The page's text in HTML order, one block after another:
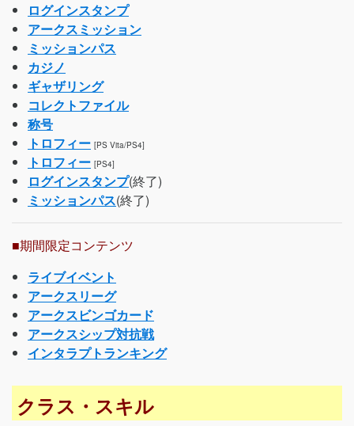
ログインスタンプ
アークスミッション
ミッションパス
カジノ
ギャザリング
コレクトファイル
称号
トロフィー [PS Vita/PS4]
トロフィー [PS4]
ログインスタンプ(終了)
ミッションパス(終了)
■期間限定コンテンツ
ライブイベント
アークスリーグ
アークスビンゴカード
アークスシップ対抗戦
インタラプトランキング
クラス・スキル